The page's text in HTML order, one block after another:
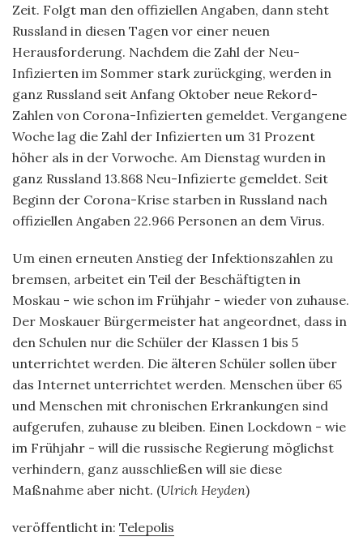
Zeit. Folgt man den offiziellen Angaben, dann steht
Russland in diesen Tagen vor einer neuen
Herausforderung. Nachdem die Zahl der Neu-
Infizierten im Sommer stark zurückging, werden in
ganz Russland seit Anfang Oktober neue Rekord-
Zahlen von Corona-Infizierten gemeldet. Vergangene
Woche lag die Zahl der Infizierten um 31 Prozent
höher als in der Vorwoche. Am Dienstag wurden in
ganz Russland 13.868 Neu-Infizierte gemeldet. Seit
Beginn der Corona-Krise starben in Russland nach
offiziellen Angaben 22.966 Personen an dem Virus.
Um einen erneuten Anstieg der Infektionszahlen zu
bremsen, arbeitet ein Teil der Beschäftigten in
Moskau - wie schon im Frühjahr - wieder von zuhause.
Der Moskauer Bürgermeister hat angeordnet, dass in
den Schulen nur die Schüler der Klassen 1 bis 5
unterrichtet werden. Die älteren Schüler sollen über
das Internet unterrichtet werden. Menschen über 65
und Menschen mit chronischen Erkrankungen sind
aufgerufen, zuhause zu bleiben. Einen Lockdown - wie
im Frühjahr - will die russische Regierung möglichst
verhindern, ganz ausschließen will sie diese
Maßnahme aber nicht. (Ulrich Heyden)
veröffentlicht in: Telepolis